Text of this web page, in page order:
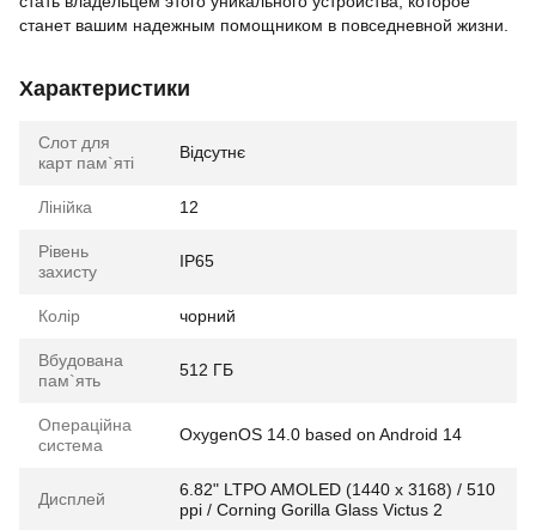
станет вашим надежным помощником в повседневной жизни.
Характеристики
Слот для
карт пам`яті
Відсутнє
Лінійка 12
Рівень
захисту
IP65
Колір чорний
Вбудована
пам`ять
512 ГБ
Операційна
система
OxygenOS 14.0 based on Android 14
Дисплей
6.82" LTPO AMOLED (1440 x 3168) / 510
ppi / Corning Gorilla Glass Victus 2